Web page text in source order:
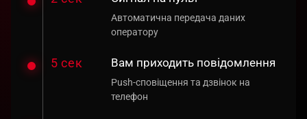
Автоматична передача даних
оператору
5 сек Вам приходить повідомлення
Push-сповіщення та дзвінок на
телефон